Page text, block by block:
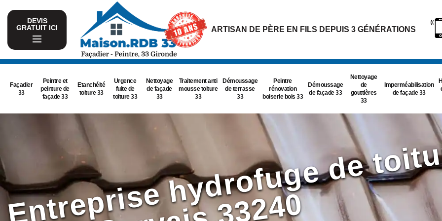
DEVIS
GRATUIT ICI
ARTISAN DE PÈRE EN FILS DEPUIS 3 GÉNÉRATIONS
Façadier
33
Peintre et
peinture de
façade 33
Etanchéité
toiture 33
Urgence
fuite de
toiture 33
Nettoyage
de façade
33
Traitement anti
mousse toiture
33
Démoussage
de terrasse
33
Peintre
rénovation
boiserie bois 33
Démoussage
de façade 33
Nettoyage
de
gouttières
33
Imperméabilisation
de façade 33